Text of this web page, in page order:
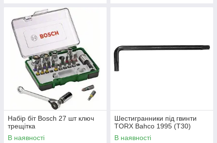
Набір біт Bosch 27 шт ключ
трещітка
В наявності
Шестигранники під гвинти
TORX Bahco 1995 (T30)
В наявності